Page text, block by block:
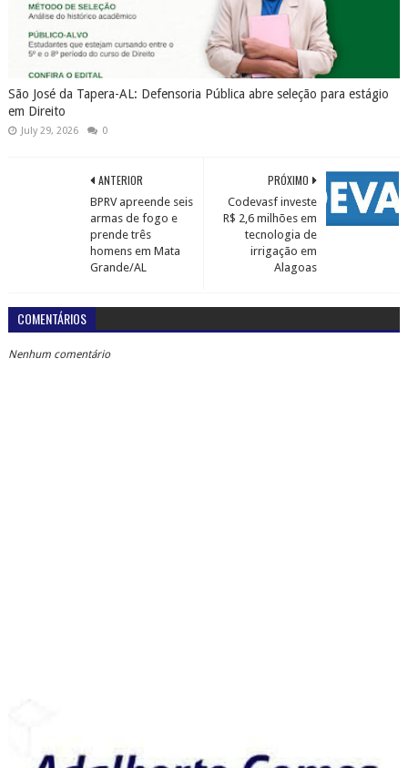
São José da Tapera-AL: Defensoria Pública abre seleção para estágio
em Direito
July 29, 2026 0
PRÓXIMO
Codevasf investe
R$ 2,6 milhões em
tecnologia de
irrigação em
Alagoas
ANTERIOR
BPRV apreende seis
armas de fogo e
prende três
homens em Mata
Grande/AL
COMENTÁRIOS
Nenhum comentário